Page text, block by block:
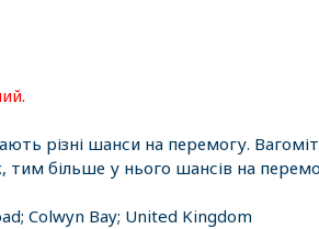
різні шанси на перемогу.
тим більше у нього шансів на
Colwyn Bay; United Kingdom